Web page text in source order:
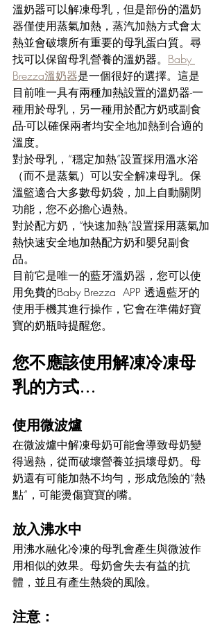
溫奶器可以解凍母乳，但是部份的溫奶
器僅使用蒸氣加熱，蒸汽加熱方式會太
熱並會破壞所有重要的母乳蛋白質。尋
找可以保留母乳營養的溫奶器。 Baby
Brezza溫奶器是一個很好的選擇。這是
目前唯一具有兩種加熱設置的溫奶器-一
種用於母乳，另一種用於配方奶或副食
品-可以確保兩者均安全地加熱到合適的
溫度。
對於母乳，“穩定加熱”設置採用溫水浴
（而不是蒸氣）可以安全解凍母乳。保
溫籃適合大多數母奶袋，加上自動關閉
功能，您不必擔心過熱。
對於配方奶，“快速加熱”設置採用蒸氣加
熱快速安全地加熱配方奶和嬰兒副食
品。
目前它是唯一的藍牙溫奶器，您可以使
用免費的Baby Brezza  APP 透過藍牙的
使用手機其進行操作，它會在準備好寶
寶的奶瓶時提醒您。
您不應該使用解凍冷凍母
乳的方式…
使用微波爐
在微波爐中解凍母奶可能會導致母奶變
得過熱，從而破壞營養並損壞母奶。母
奶還有可能加熱不均勻，形成危險的“熱
點”，可能燙傷寶寶的嘴。
放入沸水中
用沸水融化冷凍的母乳會產生與微波作
用相似的效果。母奶會失去有益的抗
體，並且有產生熱袋的風險。
注意：